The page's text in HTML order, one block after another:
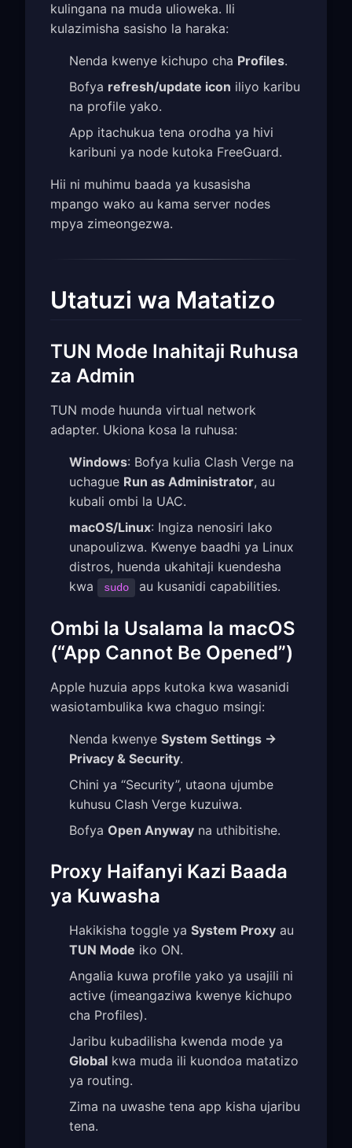
kulingana na muda ulioweka. Ili
kulazimisha sasisho la haraka:
Nenda kwenye kichupo cha Profiles.
Bofya refresh/update icon iliyo karibu
na profile yako.
App itachukua tena orodha ya hivi
karibuni ya node kutoka FreeGuard.
Hii ni muhimu baada ya kusasisha
mpango wako au kama server nodes
mpya zimeongezwa.
Utatuzi wa Matatizo
TUN Mode Inahitaji Ruhusa
za Admin
TUN mode huunda virtual network
adapter. Ukiona kosa la ruhusa:
Windows: Bofya kulia Clash Verge na
uchague Run as Administrator, au
kubali ombi la UAC.
macOS/Linux: Ingiza nenosiri lako
unapoulizwa. Kwenye baadhi ya Linux
distros, huenda ukahitaji kuendesha
kwa
sudo au kusanidi capabilities.
Ombi la Usalama la macOS
(“App Cannot Be Opened”)
Apple huzuia apps kutoka kwa wasanidi
wasiotambulika kwa chaguo msingi:
Nenda kwenye System Settings →
Privacy & Security.
Chini ya “Security”, utaona ujumbe
kuhusu Clash Verge kuzuiwa.
Bofya Open Anyway na uthibitishe.
Proxy Haifanyi Kazi Baada
ya Kuwasha
Hakikisha toggle ya System Proxy au
TUN Mode iko ON.
Angalia kuwa profile yako ya usajili ni
active (imeangaziwa kwenye kichupo
cha Profiles).
Jaribu kubadilisha kwenda mode ya
Global kwa muda ili kuondoa matatizo
ya routing.
Zima na uwashe tena app kisha ujaribu
tena.